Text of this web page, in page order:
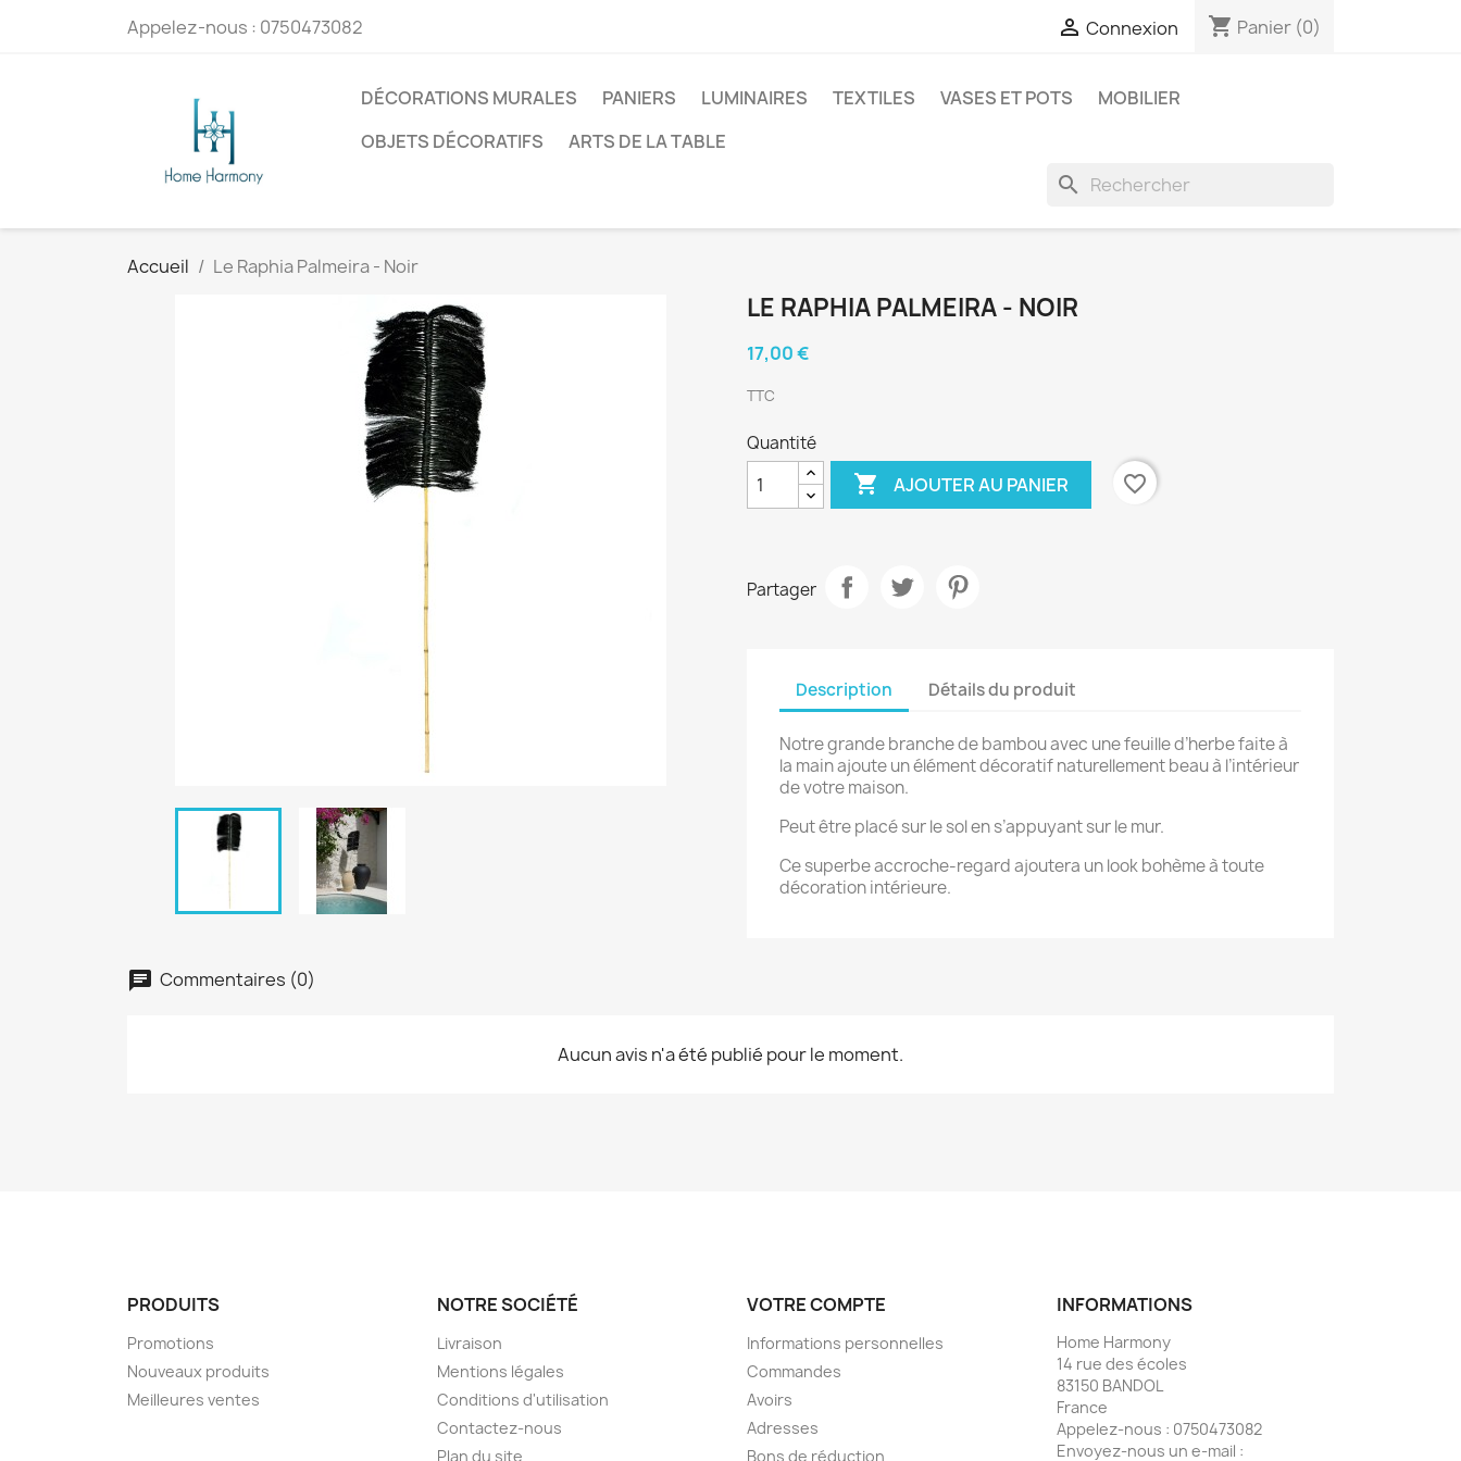
Appelez-nous : 0750473082  Connexion shopping_cart Panier (0)
DÉCORATIONS MURALES PANIERS LUMINAIRES TEXTILES VASES ET POTS
MOBILIER
OBJETS DÉCORATIFS
ARTS DE LA TABLE
search
Accueil Le Raphia Palmeira - Noir
LE RAPHIA PALMEIRA - NOIR
17,00 €
TTC
Quantité
 AJOUTER AU PANIER favorite_border
Partager
Description Détails du produit
Notre grande branche de bambou avec une feuille d’herbe faite à
la main ajoute un élément décoratif naturellement beau à l’intérieur
de votre maison.
Peut être placé sur le sol en s’appuyant sur le mur.
Ce superbe accroche-regard ajoutera un look bohème à toute
décoration intérieure.
Commentaires (0)
Aucun avis n'a été publié pour le moment.
PRODUITS
Promotions
Nouveaux produits
Meilleures ventes
NOTRE SOCIÉTÉ
Livraison
Mentions légales
Conditions d'utilisation
Contactez-nous
Plan du site
VOTRE COMPTE
Informations personnelles
Commandes
Avoirs
Adresses
Bons de réduction
INFORMATIONS
Home Harmony
14 rue des écoles
83150 BANDOL
France
Appelez-nous : 0750473082
Envoyez-nous un e-mail :